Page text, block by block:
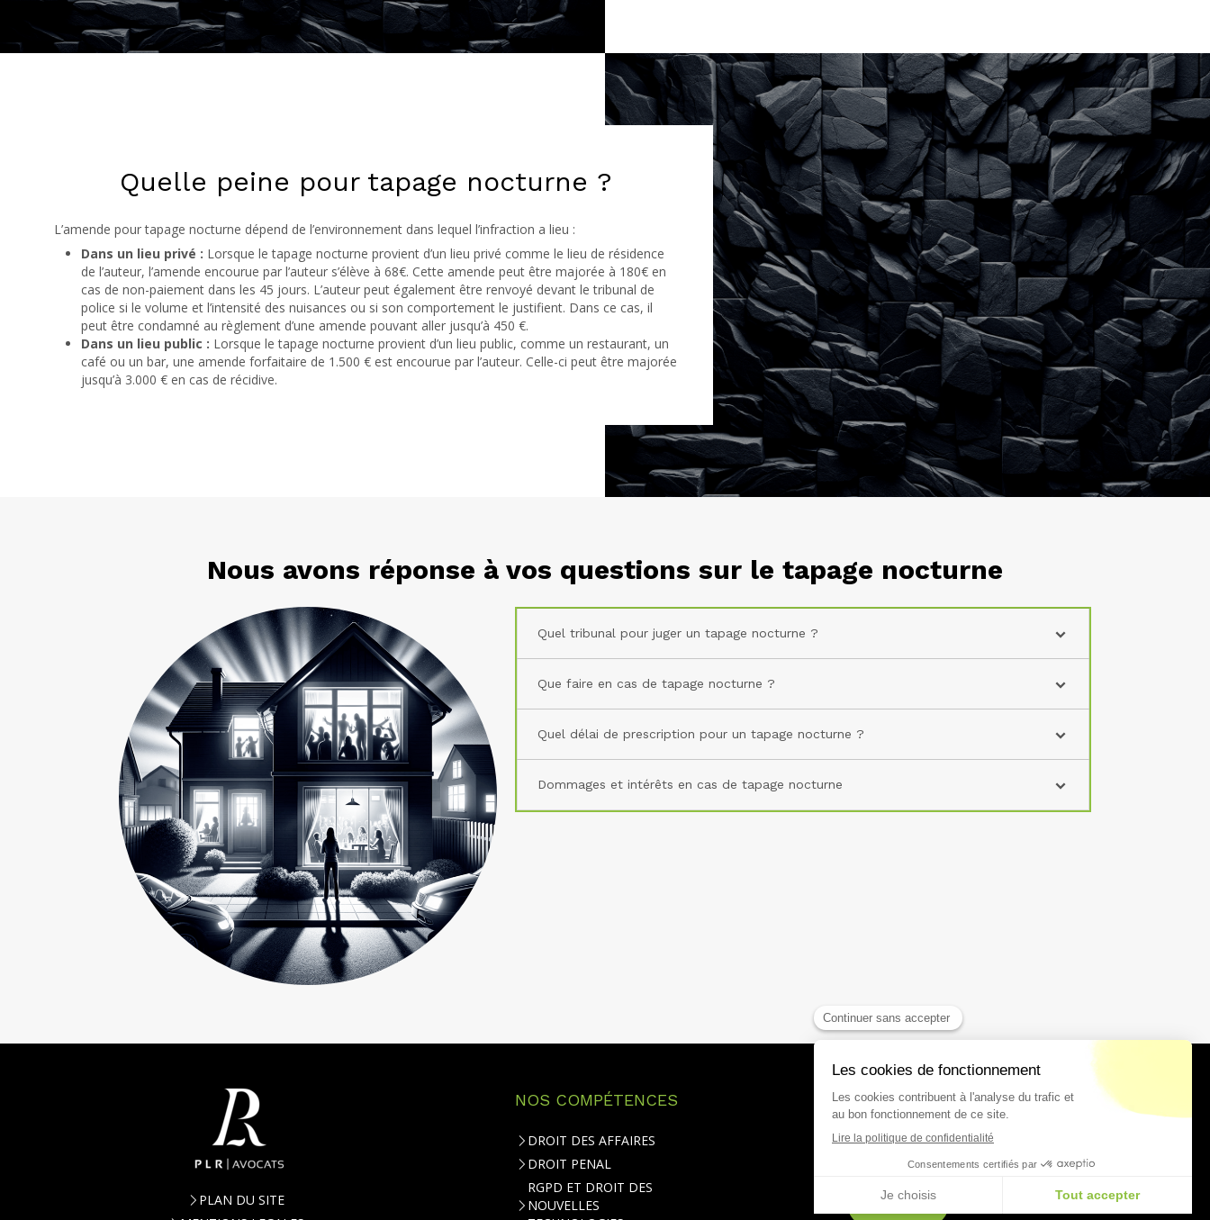
Quelle peine pour tapage nocturne ?
L’amende pour tapage nocturne dépend de l’environnement dans lequel l’infraction a lieu :
Dans un lieu privé : Lorsque le tapage nocturne provient d’un lieu privé comme le lieu de résidence
de l’auteur, l’amende encourue par l’auteur s’élève à 68€. Cette amende peut être majorée à 180€ en
cas de non-paiement dans les 45 jours. L’auteur peut également être renvoyé devant le tribunal de
police si le volume et l’intensité des nuisances ou si son comportement le justifient. Dans ce cas, il
peut être condamné au règlement d’une amende pouvant aller jusqu’à 450 €.
Dans un lieu public : Lorsque le tapage nocturne provient d’un lieu public, comme un restaurant, un
café ou un bar, une amende forfaitaire de 1.500 € est encourue par l’auteur. Celle-ci peut être majorée
jusqu’à 3.000 € en cas de récidive.
Nous avons réponse à vos questions sur le tapage nocturne
Quel tribunal pour juger un tapage nocturne ?
Que faire en cas de tapage nocturne ?
Quel délai de prescription pour un tapage nocturne ?
Dommages et intérêts en cas de tapage nocturne
PLAN DU SITE
NOS COMPÉTENCES
DROIT DES AFFAIRES
DROIT PENAL
RGPD ET DROIT DES
NOUVELLES
P.L.R. Avocats Paris
38 avenue Hoche
75008Paris
Téléphone : 01.84.79.20.00